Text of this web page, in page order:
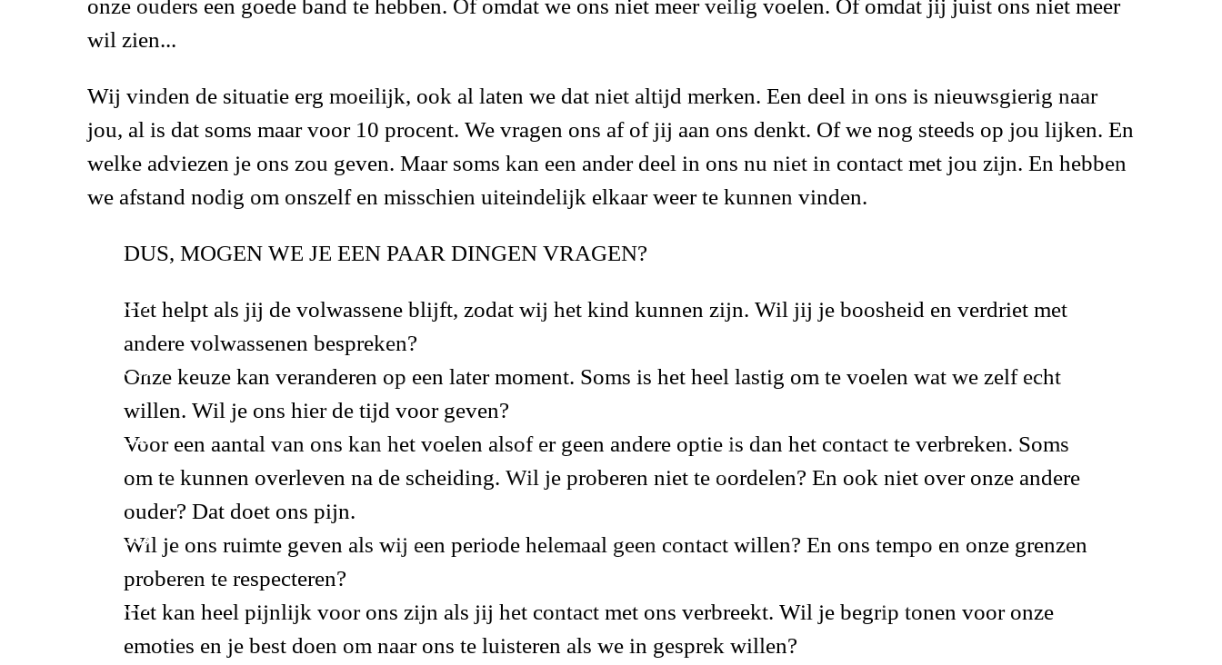
onze ouders een goede band te hebben. Of omdat we ons niet meer veilig voelen. Of omdat jij juist ons niet meer
wil zien...
Wij vinden de situatie erg moeilijk, ook al laten we dat niet altijd merken. Een deel in ons is nieuwsgierig naar
jou, al is dat soms maar voor 10 procent. We vragen ons af of jij aan ons denkt. Of we nog steeds op jou lijken. En
welke adviezen je ons zou geven. Maar soms kan een ander deel in ons nu niet in contact met jou zijn. En hebben
we afstand nodig om onszelf en misschien uiteindelijk elkaar weer te kunnen vinden.
DUS, MOGEN WE JE EEN PAAR DINGEN VRAGEN?
Het helpt als jij de volwassene blijft, zodat wij het kind kunnen zijn. Wil jij je boosheid en verdriet met
andere volwassenen bespreken?
Onze keuze kan veranderen op een later moment. Soms is het heel lastig om te voelen wat we zelf echt
willen. Wil je ons hier de tijd voor geven?
Voor een aantal van ons kan het voelen alsof er geen andere optie is dan het contact te verbreken. Soms
om te kunnen overleven na de scheiding. Wil je proberen niet te oordelen? En ook niet over onze andere
ouder? Dat doet ons pijn.
Wil je ons ruimte geven als wij een periode helemaal geen contact willen? En ons tempo en onze grenzen
proberen te respecteren?
Het kan heel pijnlijk voor ons zijn als jij het contact met ons verbreekt. Wil je begrip tonen voor onze
emoties en je best doen om naar ons te luisteren als we in gesprek willen?